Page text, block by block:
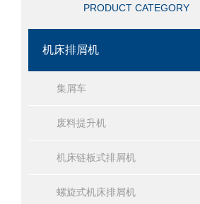
PRODUCT CATEGORY
机床排屑机
集屑车
废料提升机
机床链板式排屑机
螺旋式机床排屑机